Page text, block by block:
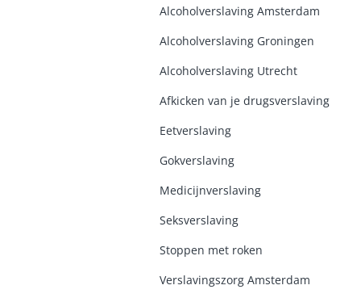
Alcoholverslaving Amsterdam
Alcoholverslaving Groningen
Alcoholverslaving Utrecht
Afkicken van je drugsverslaving
Eetverslaving
Gokverslaving
Medicijnverslaving
Seksverslaving
Stoppen met roken
Verslavingszorg Amsterdam